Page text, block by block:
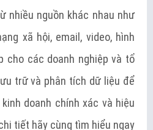
nhiều nguồn khác nhau như
xã hội, email, video, hình
cho các doanh nghiệp và tổ
trữ và phân tích dữ liệu để
doanh chính xác và hiệu
tiết hãy cùng tìm hiểu ngay